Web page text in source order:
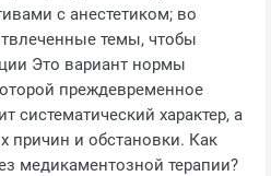
с анестетиком; во
темы, чтобы
Это вариант нормы
преждевременное
систематический характер, а
причин и обстановки. Как
медикаментозной терапии?